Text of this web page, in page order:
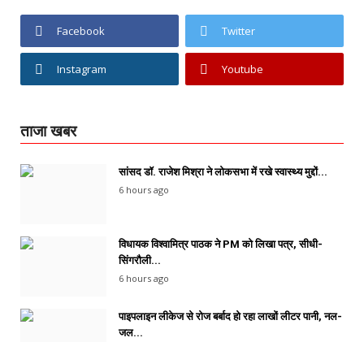
Facebook Twitter
Instagram Youtube
ताजा खबर
सांसद डॉ. राजेश मिश्रा ने लोकसभा में रखे स्वास्थ्य मुद्दों...
6 hours ago
विधायक विश्वामित्र पाठक ने PM को लिखा पत्र, सीधी-
सिंगरौली...
6 hours ago
पाइपलाइन लीकेज से रोज बर्बाद हो रहा लाखों लीटर पानी, नल-
जल...